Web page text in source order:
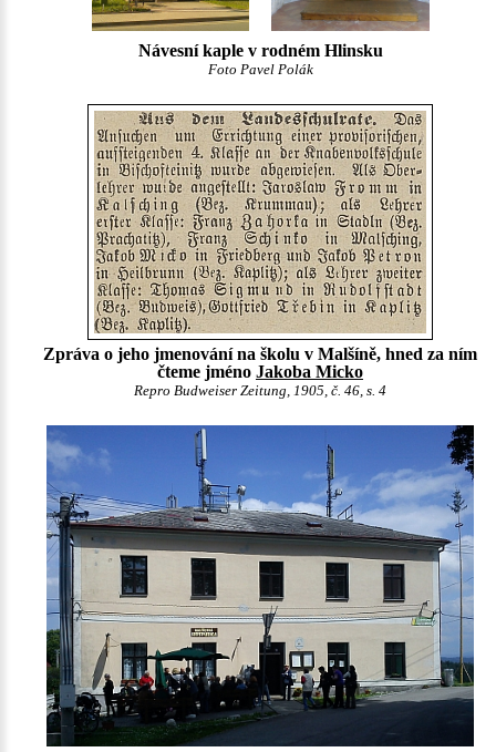
Návesní kaple v rodném Hlinsku
Foto Pavel Polák
Zpráva o jeho jmenování na školu v Malšíně, hned za ním
čteme jméno Jakoba Micko
Repro Budweiser Zeitung, 1905, č. 46, s. 4